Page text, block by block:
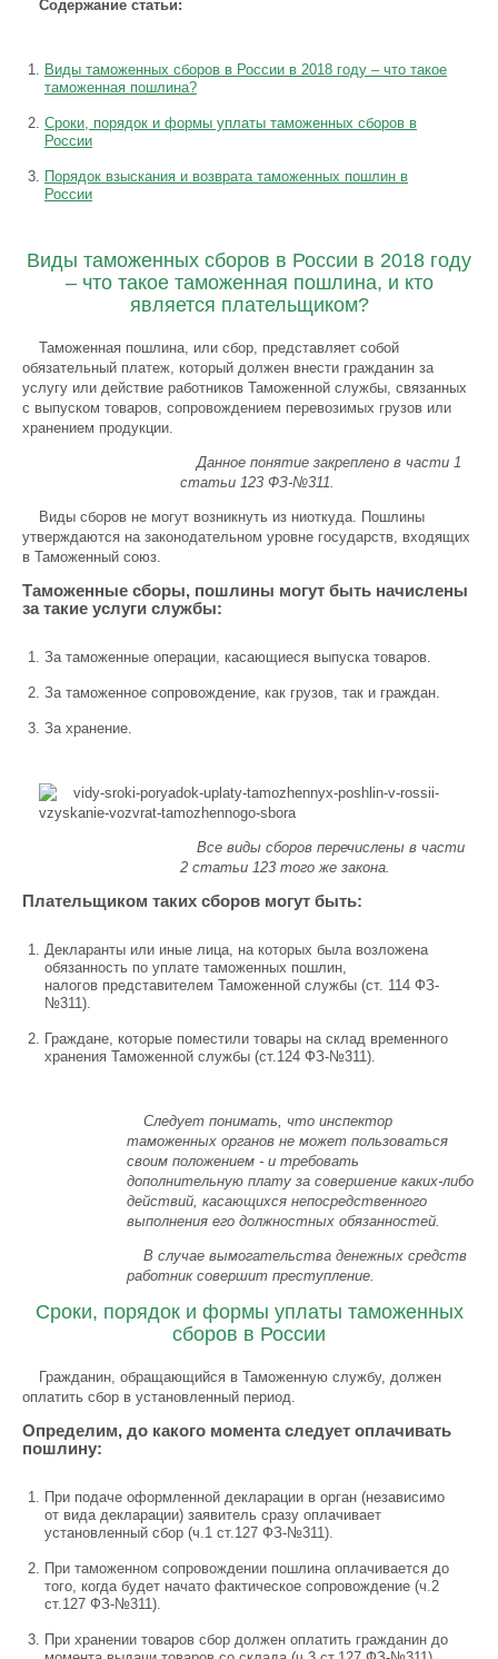
Содержание статьи:
Виды таможенных сборов в России в 2018 году – что такое
таможенная пошлина?
Сроки, порядок и формы уплаты таможенных сборов в
России
Порядок взыскания и возврата таможенных пошлин в
России
Виды таможенных сборов в России в 2018 году
– что такое таможенная пошлина, и кто
является плательщиком?
Таможенная пошлина, или сбор, представляет собой
обязательный платеж, который должен внести гражданин за
услугу или действие работников Таможенной службы, связанных
с выпуском товаров, сопровождением перевозимых грузов или
хранением продукции.
Данное понятие закреплено в части 1
статьи 123 ФЗ-№311.
Виды сборов не могут возникнуть из ниоткуда. Пошлины
утверждаются на законодательном уровне государств, входящих
в Таможенный союз.
Таможенные сборы, пошлины могут быть начислены
за такие услуги службы:
За таможенные операции, касающиеся выпуска товаров.
За таможенное сопровождение, как грузов, так и граждан.
За хранение.
Все виды сборов перечислены в части
2 статьи 123 того же закона.
Плательщиком таких сборов могут быть:
Декларанты или иные лица, на которых была возложена
обязанность по уплате таможенных пошлин,
налогов представителем Таможенной службы (ст. 114 ФЗ-
№311).
Граждане, которые поместили товары на склад временного
хранения Таможенной службы (ст.124 ФЗ-№311).
Следует понимать, что инспектор
таможенных органов не может пользоваться
своим положением - и требовать
дополнительную плату за совершение каких-либо
действий, касающихся непосредственного
выполнения его должностных обязанностей.
В случае вымогательства денежных средств
работник совершит преступление.
Сроки, порядок и формы уплаты таможенных
сборов в России
Гражданин, обращающийся в Таможенную службу, должен
оплатить сбор в установленный период.
Определим, до какого момента следует оплачивать
пошлину:
При подаче оформленной декларации в орган (независимо
от вида декларации) заявитель сразу оплачивает
установленный сбор (ч.1 ст.127 ФЗ-№311).
При таможенном сопровождении пошлина оплачивается до
того, когда будет начато фактическое сопровождение (ч.2
ст.127 ФЗ-№311).
При хранении товаров сбор должен оплатить гражданин до